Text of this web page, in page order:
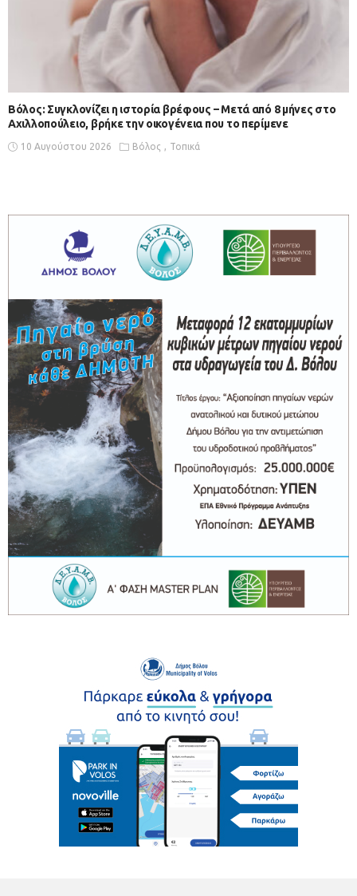
Βόλος: Συγκλονίζει η ιστορία βρέφους – Μετά από 8 μήνες στο
Αχιλλοπούλειο, βρήκε την οικογένεια που το περίμενε
10 Αυγούστου 2026 Βόλος Τοπικά